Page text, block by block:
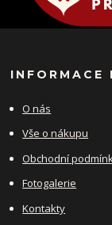
INFORMACE
O nás
Vše o nákupu
Obchodní
Fotogalerie
Kontakty